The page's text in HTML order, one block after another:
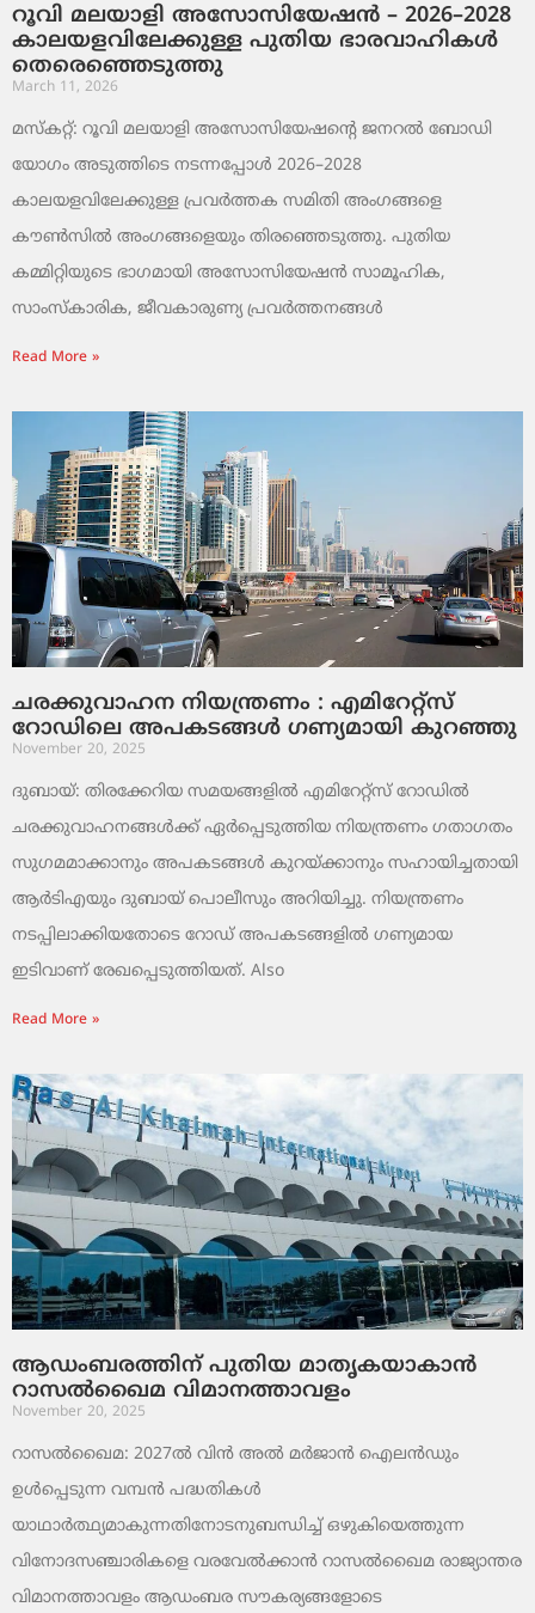
റൂവി മലയാളി അസോസിയേഷൻ – 2026–2028
കാലയളവിലേക്കുള്ള പുതിയ ഭാരവാഹികൾ
തെരെഞ്ഞെടുത്തു
March 11, 2026
മസ്കറ്റ്: റൂവി മലയാളി അസോസിയേഷന്റെ ജനറൽ ബോഡി
യോഗം അടുത്തിടെ നടന്നപ്പോൾ 2026–2028
കാലയളവിലേക്കുള്ള പ്രവർത്തക സമിതി അംഗങ്ങളെ
കൗൺസിൽ അംഗങ്ങളെയും തിരഞ്ഞെടുത്തു. പുതിയ
കമ്മിറ്റിയുടെ ഭാഗമായി അസോസിയേഷൻ സാമൂഹിക,
സാംസ്‌കാരിക, ജീവകാരുണ്യ പ്രവർത്തനങ്ങൾ
Read More »
ചരക്കുവാഹന നിയന്ത്രണം : എമിറേറ്റ്സ്
റോഡിലെ അപകടങ്ങൾ ഗണ്യമായി കുറഞ്ഞു
November 20, 2025
ദുബായ്: തിരക്കേറിയ സമയങ്ങളിൽ എമിറേറ്റ്സ് റോഡിൽ
ചരക്കുവാഹനങ്ങൾക്ക് ഏർപ്പെടുത്തിയ നിയന്ത്രണം ഗതാഗതം
സുഗമമാക്കാനും അപകടങ്ങൾ കുറയ്ക്കാനും സഹായിച്ചതായി
ആർടിഎയും ദുബായ് പൊലീസും അറിയിച്ചു. നിയന്ത്രണം
നടപ്പിലാക്കിയതോടെ റോഡ് അപകടങ്ങളിൽ ഗണ്യമായ
ഇടിവാണ് രേഖപ്പെടുത്തിയത്. Also
Read More »
ആഡംബരത്തിന് പുതിയ മാതൃകയാകാൻ
റാസൽഖൈമ വിമാനത്താവളം
November 20, 2025
റാസൽഖൈമ: 2027ൽ വിൻ അൽ മർജാൻ ഐലൻഡും
ഉൾപ്പെടുന്ന വമ്പൻ പദ്ധതികൾ
യാഥാർത്ഥ്യമാകുന്നതിനോടനുബന്ധിച്ച് ഒഴുകിയെത്തുന്ന
വിനോദസഞ്ചാരികളെ വരവേൽക്കാൻ റാസൽഖൈമ രാജ്യാന്തര
വിമാനത്താവളം ആഡംബര സൗകര്യങ്ങളോടെ